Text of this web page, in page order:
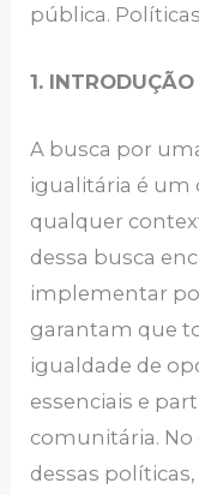
pública.
1. INTRODUÇÃO
A busca por
igualitária é um
qualquer
dessa busca
implementar
garantam que
igualdade de
essenciais e
comunitária.
dessas